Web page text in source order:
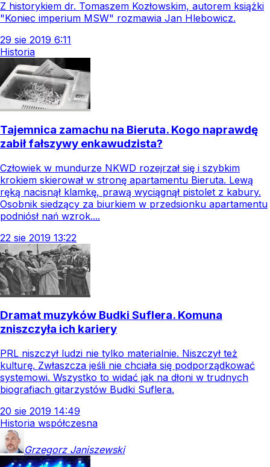
Z historykiem dr. Tomaszem Kozłowskim, autorem książki
"Koniec imperium MSW" rozmawia Jan Hlebowicz.
29 sie 2019 6:11
Historia
Tajemnica zamachu na Bieruta. Kogo naprawdę
zabił fałszywy enkawudzista?
Człowiek w mundurze NKWD rozejrzał się i szybkim
krokiem skierował w stronę apartamentu Bieruta. Lewą
ręką nacisnął klamkę, prawą wyciągnął pistolet z kabury.
Osobnik siedzący za biurkiem w przedsionku apartamentu
podniósł nań wzrok....
22 sie 2019 13:22
Dramat muzyków Budki Suflera. Komuna
zniszczyła ich kariery
PRL niszczył ludzi nie tylko materialnie. Niszczył też
kulturę. Zwłaszcza jeśli nie chciała się podporządkować
systemowi. Wszystko to widać jak na dłoni w trudnych
biografiach gitarzystów Budki Suflera.
20 sie 2019 14:49
Historia współczesna
Grzegorz Janiszewski